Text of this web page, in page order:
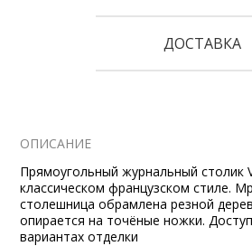
ДОСТАВКА
ОПИСАНИЕ
Прямоугольный журнальный столик
классическом французском стиле.
столешница обрамлена резной
опирается на точёные ножки.
вариантах отделки